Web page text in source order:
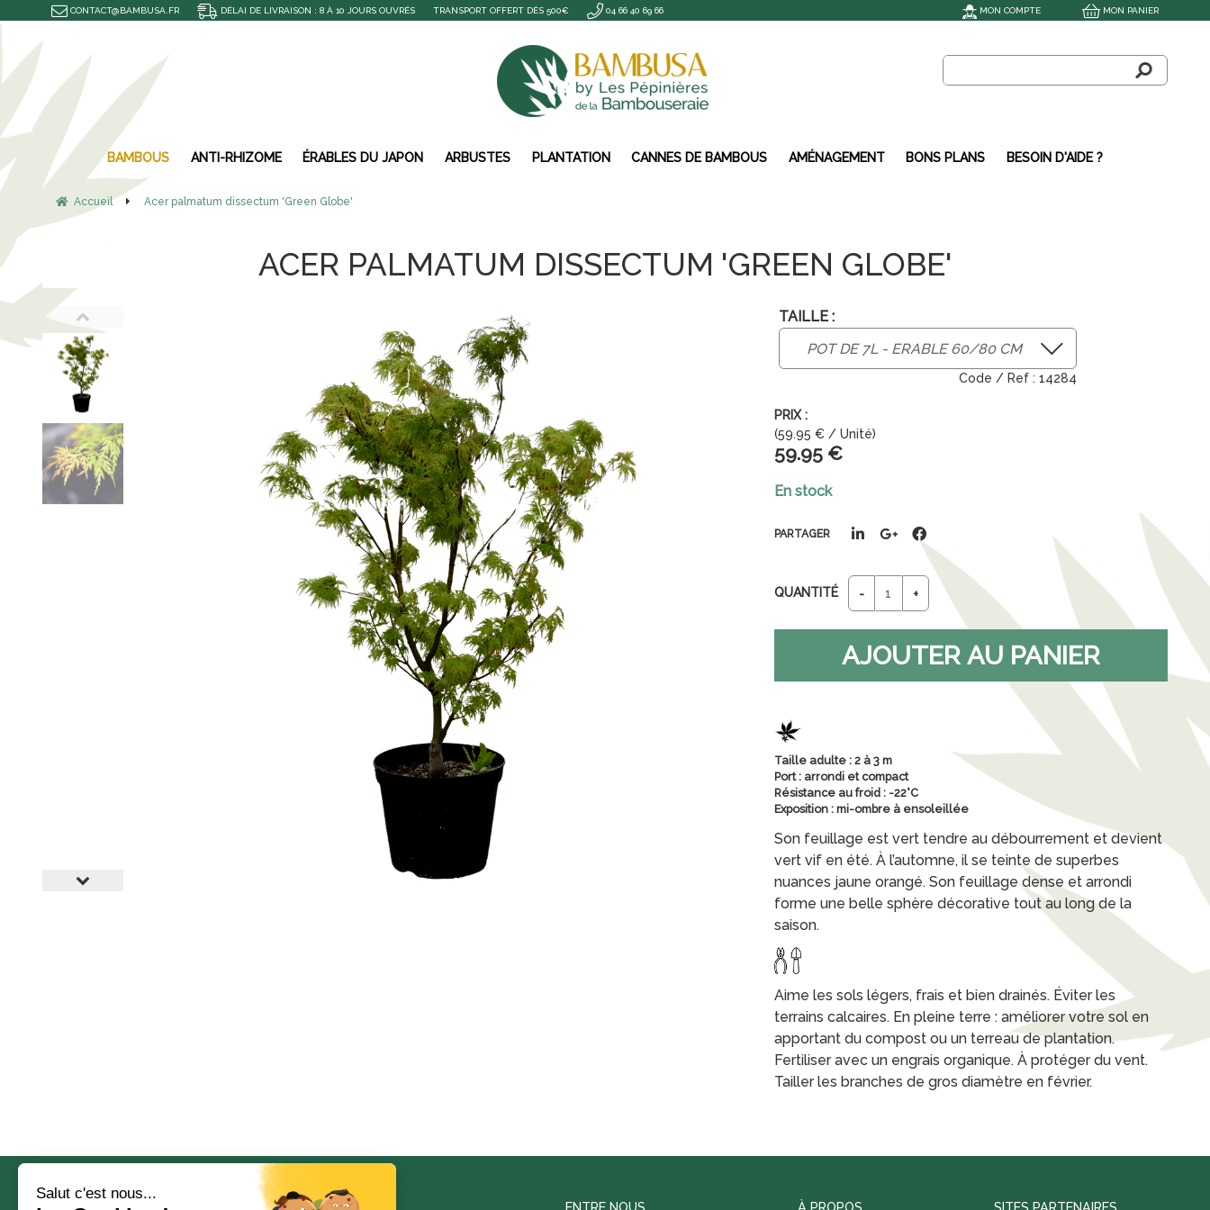
BAMBOUS ANTI-RHIZOME ÉRABLES DU JAPON ARBUSTES PLANTATION CANNES DE BAMBOUS AMÉNAGEMENT BONS PLANS BESOIN D'AIDE ?
Accueil Acer palmatum dissectum 'Green Globe'
ACER PALMATUM DISSECTUM 'GREEN GLOBE'
TAILLE :
14284
(59.95 € / Unité)
59.95€
En stock
QUANTITÉ
PARTAGER
Taille adulte : 2 à 3 m
Port : arrondi et compact
Résistance au froid : -22°C
Exposition : mi-ombre à ensoleillée
Son feuillage est vert tendre au débourrement et devient
vert vif en été. À l’automne, il se teinte de superbes
nuances jaune orangé. Son feuillage dense et arrondi
forme une belle sphère décorative tout au long de la
saison.
Aime les sols légers, frais et bien drainés. Éviter les
terrains calcaires. En pleine terre : améliorer votre sol en
apportant du compost ou un terreau de plantation.
Fertiliser avec un engrais organique. À protéger du vent.
Tailler les branches de gros diamètre en février.
MON COMPTE MON PANIER
CONTACT@BAMBUSA.FR DÉLAI DE LIVRAISON : 8 À 10 JOURS OUVRÉS TRANSPORT OFFERT DÈS 500€ 04 66 40 69 66